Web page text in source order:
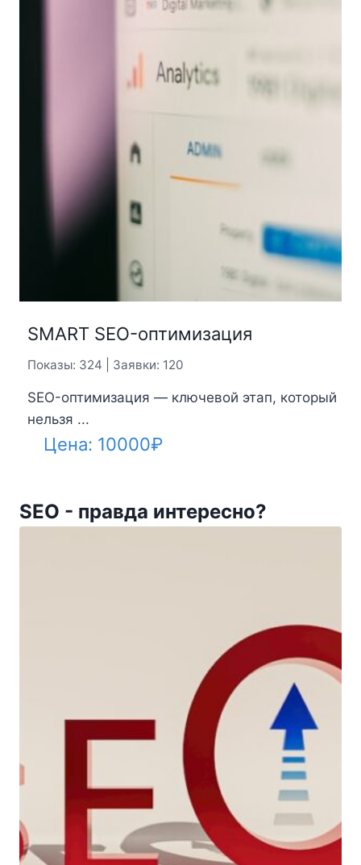
SMART SEO-оптимизация
Показы: 324 | Заявки: 120
SEO-оптимизация — ключевой этап, который
нельзя ...
Цена: 10000₽
SEO - правда интересно?